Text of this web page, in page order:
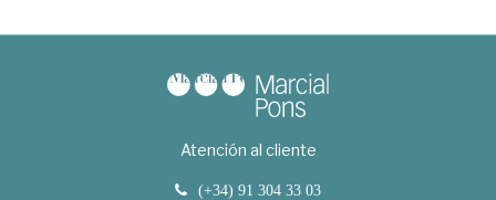
Atención al cliente
(+34) 91 304 33 03